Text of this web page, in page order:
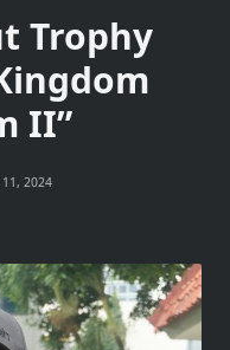
Trophy
II”
11, 2024